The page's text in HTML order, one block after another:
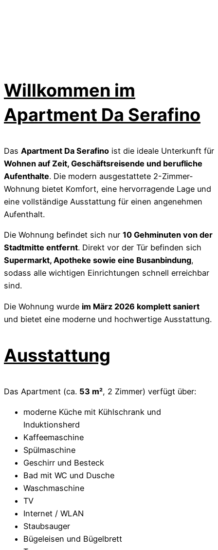
Willkommen im
Apartment Da Serafino
Das Apartment Da Serafino ist die ideale Unterkunft für
Wohnen auf Zeit, Geschäftsreisende und berufliche
Aufenthalte. Die modern ausgestattete 2-Zimmer-
Wohnung bietet Komfort, eine hervorragende Lage und
eine vollständige Ausstattung für einen angenehmen
Aufenthalt.
Die Wohnung befindet sich nur 10 Gehminuten von der
Stadtmitte entfernt. Direkt vor der Tür befinden sich
Supermarkt, Apotheke sowie eine Busanbindung,
sodass alle wichtigen Einrichtungen schnell erreichbar
sind.
Die Wohnung wurde im März 2026 komplett saniert
und bietet eine moderne und hochwertige Ausstattung.
Ausstattung
Das Apartment (ca. 53 m², 2 Zimmer) verfügt über:
moderne Küche mit Kühlschrank und
Induktionsherd
Kaffeemaschine
Spülmaschine
Geschirr und Besteck
Bad mit WC und Dusche
Waschmaschine
TV
Internet / WLAN
Staubsauger
Bügeleisen und Bügelbrett